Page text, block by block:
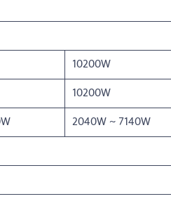
10200W
10200W
2040W ~ 7140W